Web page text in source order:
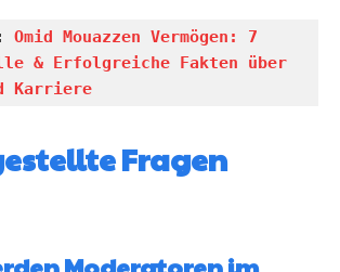
Omid Mouazzen Vermögen: 7
& Erfolgreiche Fakten über
Karriere
Fragen